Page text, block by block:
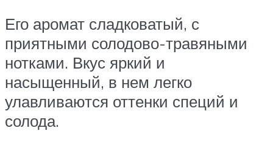
Его аромат сладковатый, с
приятными солодово-травяными
нотками. Вкус яркий и
насыщенный, в нем легко
улавливаются оттенки специй и
солода.